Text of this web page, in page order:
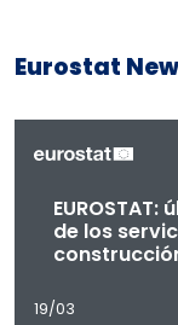
Eurostat
de los
19/03